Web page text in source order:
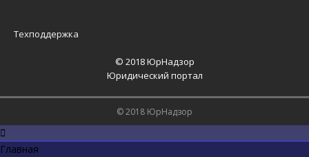
Техподдержка
© 2018 ЮрНадзор
Юридический портал
© 2018 ЮрНадзор
Главная